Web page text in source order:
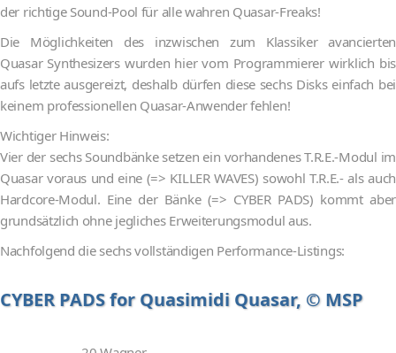
der richtige Sound-Pool für alle wahren Quasar-Freaks!
Die Möglichkeiten des inzwischen zum Klassiker avancierten
Quasar Synthesizers wurden hier vom Programmierer wirklich bis
aufs letzte ausgereizt, deshalb dürfen diese sechs Disks einfach bei
keinem professionellen Quasar-Anwender fehlen!
Wichtiger Hinweis:
Vier der sechs Soundbänke setzen ein vorhandenes T.R.E.-Modul im
Quasar voraus und eine (=> KILLER WAVES) sowohl T.R.E.- als auch
Hardcore-Modul. Eine der Bänke (=> CYBER PADS) kommt aber
grundsätzlich ohne jegliches Erweiterungsmodul aus.
Nachfolgend die sechs vollständigen Performance-Listings:
CYBER PADS for Quasimidi Quasar, © MSP